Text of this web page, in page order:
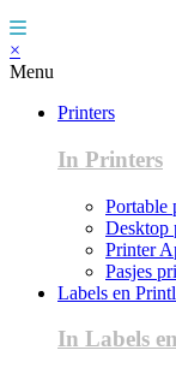
×
Menu
Printers
In Printers
Portable
Desktop
Printer
Pasjes
Labels en
In Labels